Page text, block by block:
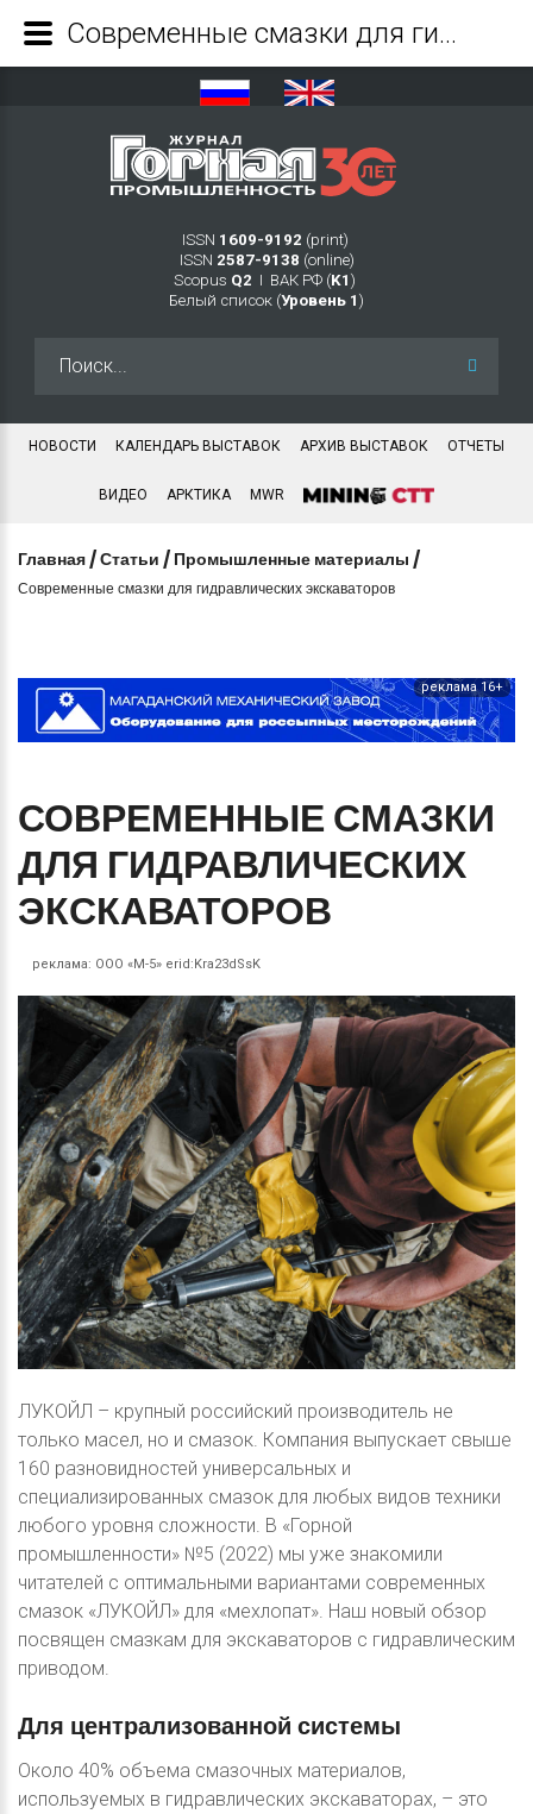
ISSN 1609-9192 (print)
ISSN 2587-9138 (online)
Scopus Q2 Ι ВАК РФ (K1 )
Белый список (Уровень 1 )
НОВОСТИ КАЛЕНДАРЬ ВЫСТАВОК АРХИВ ВЫСТАВОК ОТЧЕТЫ
ВИДЕО АРКТИКА MWR
Главная /Статьи / Промышленные материалы /
Современные смазки для гидравлических экскаваторов
реклама 16+
СОВРЕМЕННЫЕ СМАЗКИ
ДЛЯ ГИДРАВЛИЧЕСКИХ
ЭКСКАВАТОРОВ
реклама: ООО «М-5» erid:Kra23dSsK
ЛУКОЙЛ – крупный российский производитель не
только масел, но и смазок. Компания выпускает свыше
160 разновидностей универсальных и
специализированных смазок для любых видов техники
любого уровня сложности. В «Горной
промышленности» №5 (2022) мы уже знакомили
читателей с оптимальными вариантами современных
смазок «ЛУКОЙЛ» для «мехлопат». Наш новый обзор
посвящен смазкам для экскаваторов с гидравлическим
приводом.
Для централизованной системы
Около 40% объема смазочных материалов,
используемых в гидравлических экскаваторах, – это
Современные смазки для гидравлических экскаваторов - Журнал Горная промышленность